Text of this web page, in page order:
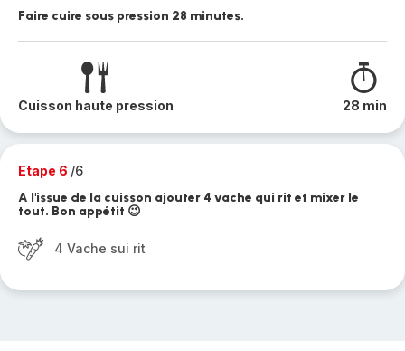
Faire cuire sous pression 28 minutes.
Cuisson haute pression 28 min
Etape 6 /6
A l'issue de la cuisson ajouter 4 vache qui rit et mixer le
tout. Bon appétit 😉
4 Vache sui rit